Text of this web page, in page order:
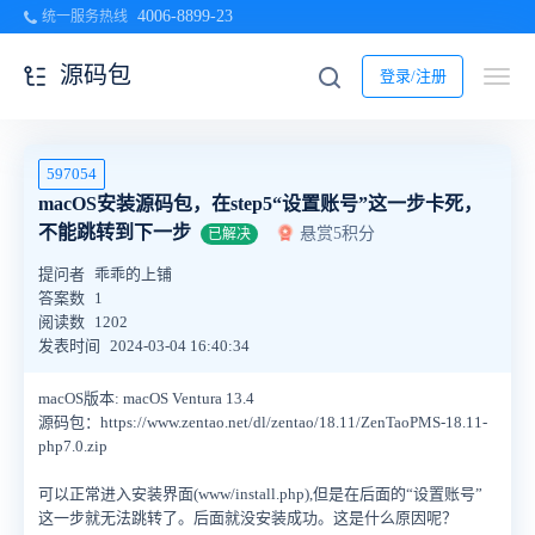
统一服务热线 4006-8899-23
登录/注册
源码包
597054
macOS安装源码包，在step5“设置账号”这一步卡死，
不能跳转到下一步
已解决 悬赏5积分
提问者 乖乖的上铺
答案数 1
阅读数 1202
发表时间
2024-03-04 16:40:34
macOS版本: macOS Ventura 13.4
源码包：https://www.zentao.net/dl/zentao/18.11/ZenTaoPMS-18.11-
php7.0.zip
可以正常进入安装界面(www/install.php),但是在后面的“设置账号”
这一步就无法跳转了。后面就没安装成功。这是什么原因呢？